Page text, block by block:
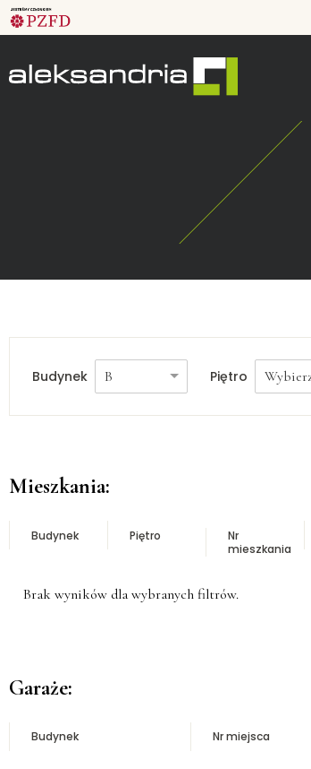
Budynek Piętro
Mieszkania:
Budynek Piętro
Nr
mieszkania
Brak wyników dla wybranych filtrów.
Garaże:
Budynek Nr miejsca